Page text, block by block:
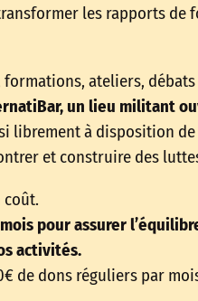
les rapports de
ateliers,
un lieu militant
librement à disposition
et construire des
coût.
pour assurer
activités.
de dons réguliers par